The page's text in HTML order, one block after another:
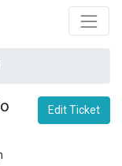
Edit Ticket